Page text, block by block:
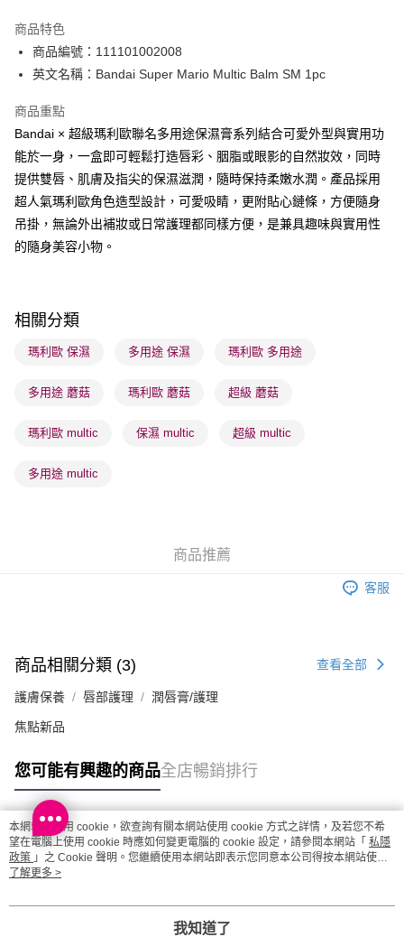
PayMe
WeChat Pay
BoC Pay
送貨方式
順豐自助櫃 - 確認發貨後1-3個工作天送達
每筆HK$65.00，滿HK$300.00或以上免運費
順豐站及營業點 - 確認發貨後1-3個工作天送達
物流公司進行物流配送
每筆HK$65.00，滿HK$300.00或以上免運費
(香港門市) 只顯示可選門市。確認發貨後2-5個工作天到店，3天內
每筆HK$20.00，滿HK$100.00或以上免運費
澳門地區配送 - 確認發貨後1-4個工作天送達
商品特色
商品編號：111101002008
英文名稱：Bandai Super Mario Multic Balm SM 1pc
商品重點
Bandai × 超級瑪利歐聯名多用途保濕膏系列結合可愛外型與實用功
能於一身，一盒即可輕鬆打造唇彩、胭脂或眼影的自然妝效，同時
提供雙唇、肌膚及指尖的保濕滋潤，隨時保持柔嫩水潤。產品採用
超人氣瑪利歐角色造型設計，可愛吸睛，更附貼心鏈條，方便隨身
吊掛，無論外出補妝或日常護理都同樣方便，是兼具趣味與實用性
的隨身美容小物。
相關分類
瑪利歐 保濕 多用途 保濕 瑪利歐 多用途
多用途 蘑菇 瑪利歐 蘑菇 超級 蘑菇
瑪利歐 multic 保濕 multic 超級 multic
多用途 multic
商品推薦
客服
商品相關分類 (3) 查看全部
護膚保養 唇部護理 潤唇膏/護理
焦點新品
您可能有興趣的商品全店暢銷排行
熱門標籤
熱銷排行
本網站中使用 cookie，欲查詢有關本網站使用 cookie 方式之詳情，及若您不希
望在電腦上使用 cookie 時應如何變更電腦的 cookie 設定，請參閱本網站「 私隱
政策 」之 Cookie 聲明。您繼續使用本網站即表示您同意本公司得按本網站使用
條款之 Cookie 聲明使用 cookie。
了解更多 >
我知道了